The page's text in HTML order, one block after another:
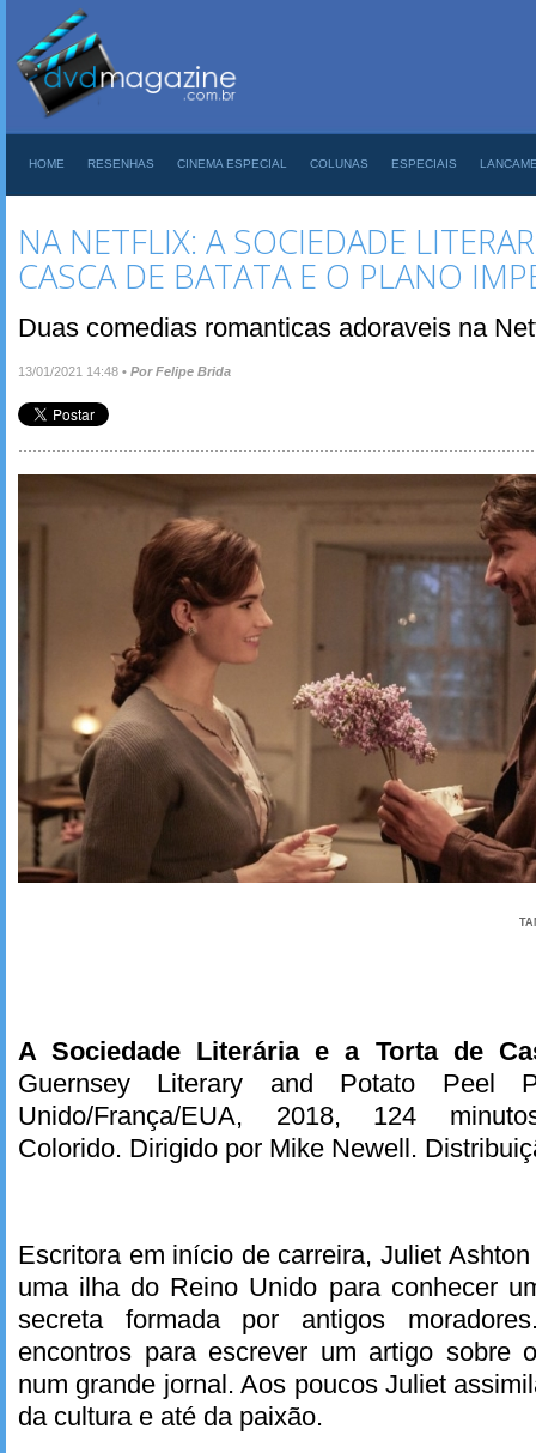
HOME RESENHAS CINEMA ESPECIAL COLUNAS ESPECIAIS
NA NETFLIX: A SOCIEDADE
CASCA DE BATATA E O PLANO
Duas comedias romanticas adoraveis na
13/01/2021 14:48 • Por Felipe Brida
A Sociedade Literária e a Torta de
Guernsey Literary and Potato Peel
Unido/França/EUA, 2018, 124
Colorido. Dirigido por Mike Newell.
Escritora em início de carreira, Juliet
uma ilha do Reino Unido para conhecer
secreta formada por antigos
encontros para escrever um artigo sobre
num grande jornal. Aos poucos Juliet
da cultura e até da paixão.